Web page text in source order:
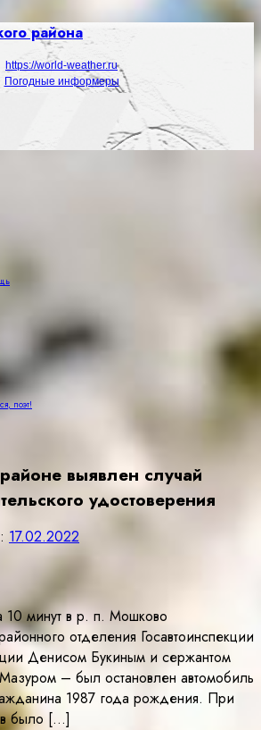
района
https://world-weather.ru
Погодные информеры
поэт!
выявлен случай
удостоверения
17.02.2022
10 минут в р. п. Мошково
отделения Госавтоинспекции
Денисом Букиным и сержантом
– был остановлен автомобиль
1987 года рождения. При
было […]